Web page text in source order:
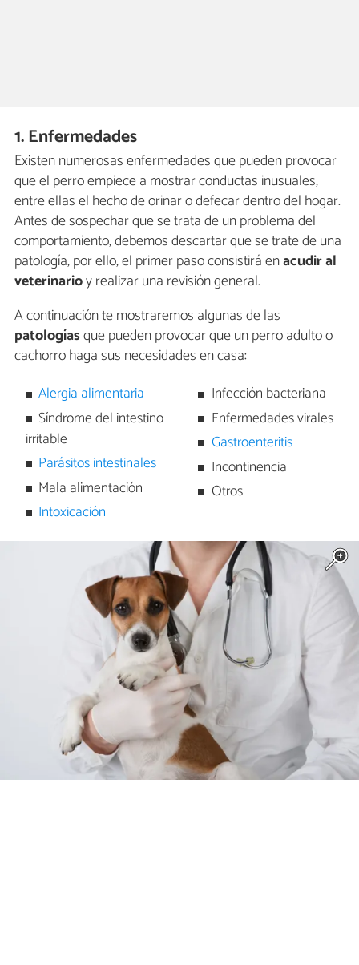
1. Enfermedades
Existen numerosas enfermedades que pueden provocar
que el perro empiece a mostrar conductas inusuales,
entre ellas el hecho de orinar o defecar dentro del hogar.
Antes de sospechar que se trata de un problema del
comportamiento, debemos descartar que se trate de una
patología, por ello, el primer paso consistirá enacudir al
veterinarioy realizar una revisión general.
A continuación te mostraremos algunas de las
patologíasque pueden provocar que un perro adulto o
cachorro haga sus necesidades en casa:
Alergia alimentaria
Síndrome del intestino
irritable
Parásitos intestinales
Mala alimentación
Intoxicación
Infección bacteriana
Enfermedades virales
Gastroenteritis
Incontinencia
Otros